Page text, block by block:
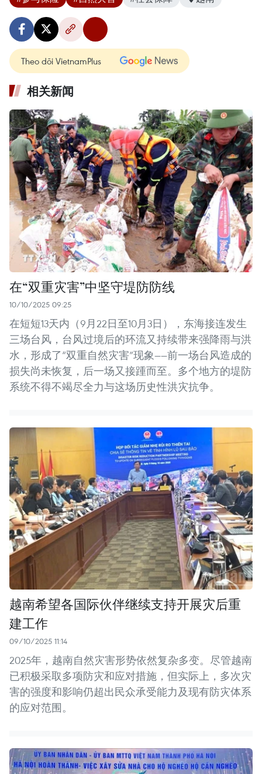
Theo dõi VietnamPlus
相关新闻
在“双重灾害”中坚守堤防防线
10/10/2025 09:25
在短短13天内（9月22日至10月3日），东海接连发生
三场台风，台风过境后的环流又持续带来强降雨与洪
水，形成了“双重自然灾害”现象——前一场台风造成的
损失尚未恢复，后一场又接踵而至。多个地方的堤防
系统不得不竭尽全力与这场历史性洪灾抗争。
越南希望各国际伙伴继续支持开展灾后重
建工作
09/10/2025 11:14
2025年，越南自然灾害形势依然复杂多变。尽管越南
已积极采取多项防灾和应对措施，但实际上，多次灾
害的强度和影响仍超出民众承受能力及现有防灾体系
的应对范围。